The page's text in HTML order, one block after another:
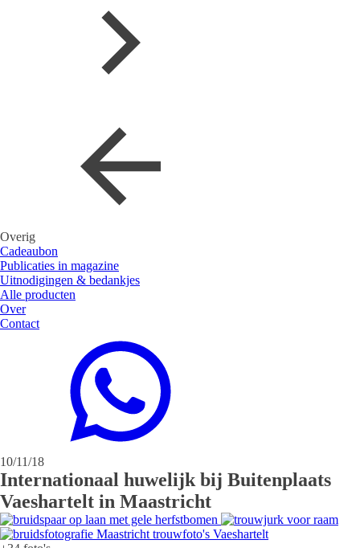
Overig
Cadeaubon
Publicaties in magazine
Uitnodigingen & bedankjes
Alle producten
Over
Contact
10/11/18
Internationaal huwelijk bij Buitenplaats
Vaeshartelt in Maastricht